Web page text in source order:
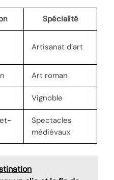
Spécialité
Artisanat d’art
Art roman
Vignoble
Spectacles
médiévaux